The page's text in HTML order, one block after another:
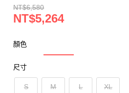
NT$6,580
NT$5,264
顏色
尺寸
S M L XL